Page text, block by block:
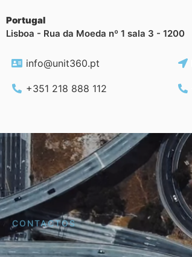
Portugal
Lisboa - Rua da Moeda nº 1 sala 3 - 1200
info@unit360.pt
+351 218 888 112
CONTACTOS